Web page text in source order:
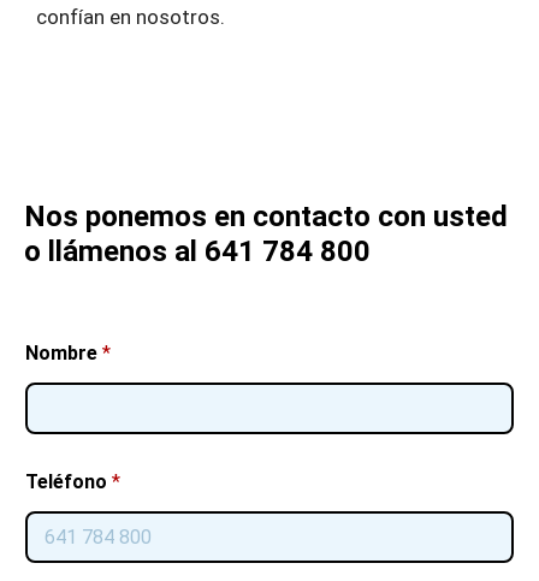
confían en nosotros.
Nos ponemos en contacto con usted
o llámenos al 641 784 800
Nombre *
Teléfono *